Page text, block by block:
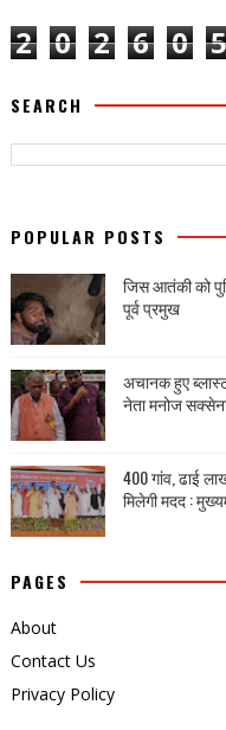
2 0 2 6 0 5
SEARCH
POPULAR POSTS
जिस आतंकी को
पूर्व प्रमुख
अचानक हुए
नेता मनोज
400 गांव, ढाई
मिलेगी मदद :
PAGES
About
Contact Us
Privacy Policy